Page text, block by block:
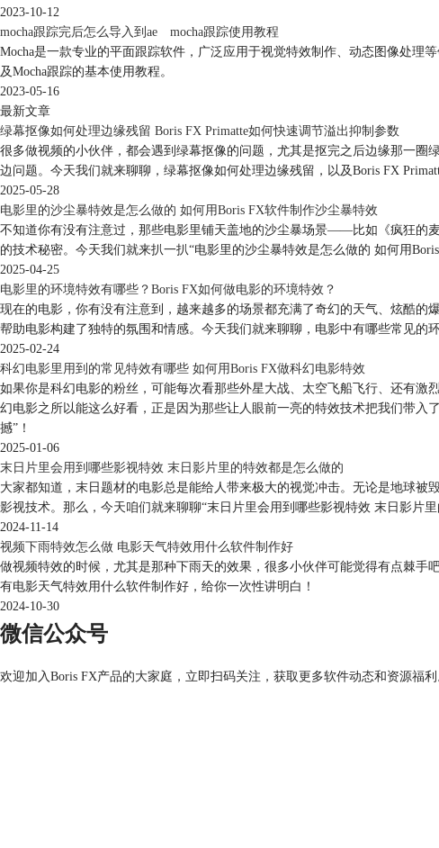
2023-10-12
mocha跟踪完后怎么导入到ae mocha跟踪使用教程
Mocha是一款专业的平面跟踪软件，广泛应用于视觉特效制作、动态图像处理
及Mocha跟踪的基本使用教程。
2023-05-16
最新文章
绿幕抠像如何处理边缘残留 Boris FX Primatte如何快速调节溢出抑制参数
很多做视频的小伙伴，都会遇到绿幕抠像的问题，尤其是抠完之后边缘那一圈
边问题。今天我们就来聊聊，绿幕抠像如何处理边缘残留，以及Boris FX
2025-05-28
电影里的沙尘暴特效是怎么做的 如何用Boris FX软件制作沙尘暴特效
不知道你有没有注意过，那些电影里铺天盖地的沙尘暴场景——比如《疯狂的
的技术秘密。今天我们就来扒一扒“电影里的沙尘暴特效是怎么做的 如何用
2025-04-25
电影里的环境特效有哪些？Boris FX如何做电影的环境特效？
现在的电影，你有没有注意到，越来越多的场景都充满了奇幻的天气、炫酷
帮助电影构建了独特的氛围和情感。今天我们就来聊聊，电影中有哪些常见的
2025-02-24
科幻电影里用到的常见特效有哪些 如何用Boris FX做科幻电影特效
如果你是科幻电影的粉丝，可能每次看那些外星大战、太空飞船飞行、还有
幻电影之所以能这么好看，正是因为那些让人眼前一亮的特效技术把我们带
撼”！
2025-01-06
末日片里会用到哪些影视特效 末日影片里的特效都是怎么做的
大家都知道，末日题材的电影总是能给人带来极大的视觉冲击。无论是地球
影视技术。那么，今天咱们就来聊聊“末日片里会用到哪些影视特效 末日影片里
2024-11-14
视频下雨特效怎么做 电影天气特效用什么软件制作好
做视频特效的时候，尤其是那种下雨天的效果，很多小伙伴可能觉得有点棘
有电影天气特效用什么软件制作好，给你一次性讲明白！
2024-10-30
微信公众号
欢迎加入Boris FX产品的大家庭，立即扫码关注，获取更多软件动态和资源福利